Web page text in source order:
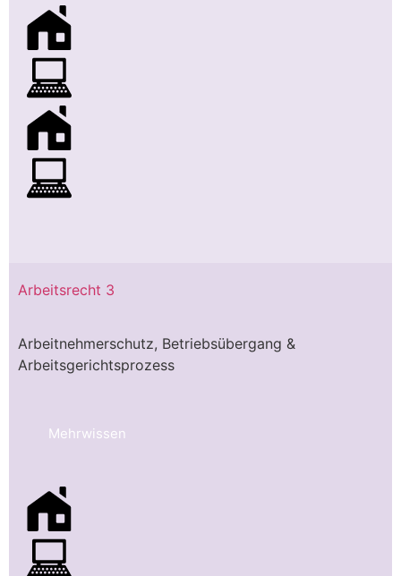
Arbeitsrecht 3
Arbeitnehmerschutz, Betriebsübergang &
Arbeitsgerichtsprozess
Mehrwissen